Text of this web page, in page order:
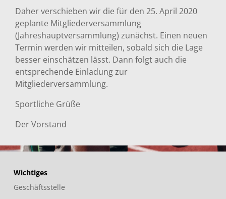
Daher verschieben wir die für den 25. April 2020
geplante Mitgliederversammlung
(Jahreshauptversammlung) zunächst. Einen neuen
Termin werden wir mitteilen, sobald sich die Lage
besser einschätzen lässt. Dann folgt auch die
entsprechende Einladung zur
Mitgliederversammlung.
Sportliche Grüße
Der Vorstand
Wichtiges
Geschäftsstelle